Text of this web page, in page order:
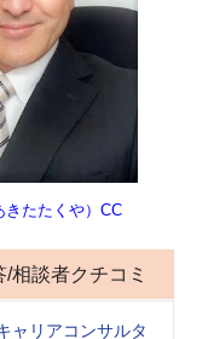
きたたくや）CC
相談者クチコミ
ャリアコンサルタ